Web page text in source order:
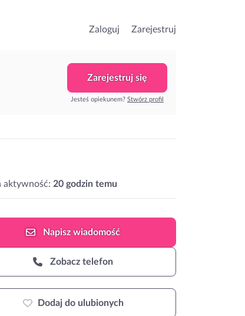
Zaloguj Zarejestruj
Zarejestruj się
Jesteś opiekunem? Stwórz profil
aktywność: 20 godzin temu
Napiszwiadomość
Zobacz telefon
Dodaj do ulubionych